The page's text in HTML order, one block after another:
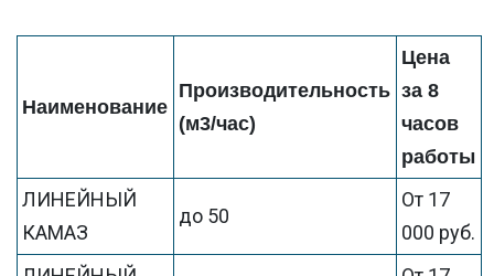
Наименование
Производительность
(м3/час)
Цена
за 8
часов
работы
ЛИНЕЙНЫЙ
КАМАЗ
до 50
От 17
000 руб.